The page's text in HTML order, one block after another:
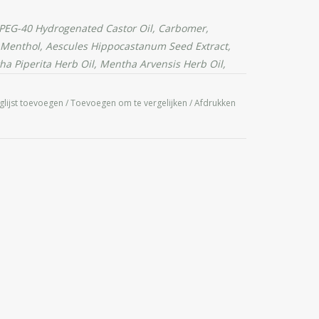
40 Hydrogenated Castor Oil, Carbomer,
Aescules Hippocastanum Seed Extract,
Piperita Herb Oil, Mentha Arvensis Herb Oil,
Eupatoria Flower Extract, Callendula
toevoegen /Toevoegen om te vergelijken /Afdrukken